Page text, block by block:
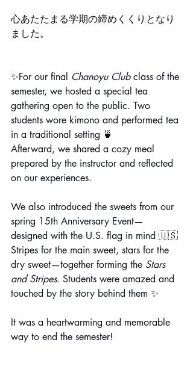
心あたたまる学期の締めくくりとなり
ました。
✨For our final Chanoyu Club class of the
semester, we hosted a special tea
gathering open to the public. Two
students wore kimono and performed tea
in a traditional setting 🍵
Afterward, we shared a cozy meal
prepared by the instructor and reflected
on our experiences.
We also introduced the sweets from our
spring 15th Anniversary Event—
designed with the U.S. flag in mind 🇺🇸
Stripes for the main sweet, stars for the
dry sweet—together forming the Stars
and Stripes. Students were amazed and
touched by the story behind them ✨
It was a heartwarming and memorable
way to end the semester!